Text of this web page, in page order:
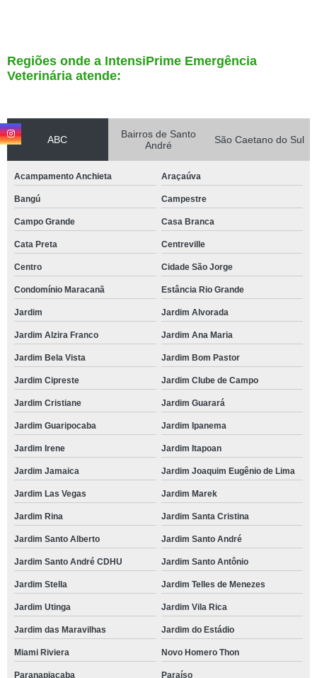
Regiões onde a IntensiPrime Emergência
Veterinária atende:
ABC
Bairros de Santo
André
São Caetano do Sul
Acampamento Anchieta Araçaúva
Bangú Campestre
Campo Grande Casa Branca
Cata Preta Centreville
Centro Cidade São Jorge
Condomínio Maracanã Estância Rio Grande
Jardim Jardim Alvorada
Jardim Alzira Franco Jardim Ana Maria
Jardim Bela Vista Jardim Bom Pastor
Jardim Cipreste Jardim Clube de Campo
Jardim Cristiane Jardim Guarará
Jardim Guaripocaba Jardim Ipanema
Jardim Irene Jardim Itapoan
Jardim Jamaica Jardim Joaquim Eugênio de Lima
Jardim Las Vegas Jardim Marek
Jardim Rina Jardim Santa Cristina
Jardim Santo Alberto Jardim Santo André
Jardim Santo André CDHU Jardim Santo Antônio
Jardim Stella Jardim Telles de Menezes
Jardim Utinga Jardim Vila Rica
Jardim das Maravilhas Jardim do Estádio
Miami Riviera Novo Homero Thon
Paranapiacaba Paraíso